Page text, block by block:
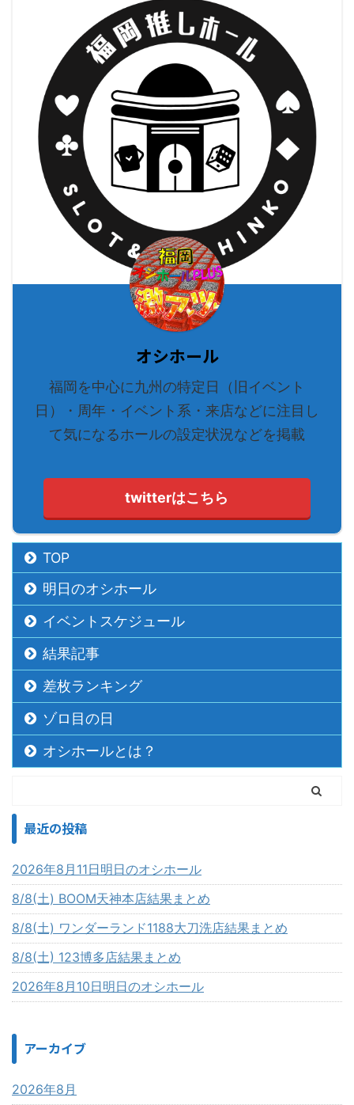
オシホール
福岡を中心に九州の特定日（旧イベント
日）・周年・イベント系・来店などに注目し
て気になるホールの設定状況などを掲載
twitterはこちら
TOP
明日のオシホール
イベントスケジュール
結果記事
差枚ランキング
ゾロ目の日
オシホールとは？
最近の投稿
2026年8月11日明日のオシホール
8/8(土) BOOM天神本店結果まとめ
8/8(土) ワンダーランド1188大刀洗店結果まとめ
8/8(土) 123博多店結果まとめ
2026年8月10日明日のオシホール
アーカイブ
2026年8月